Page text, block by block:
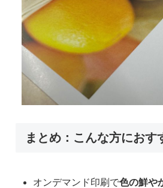
まとめ：こんな方におす
オンデマンド印刷で色の鮮や